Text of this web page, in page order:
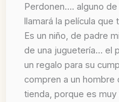
Perdonen…. alguno
llamará la película que
Es un niño, de padre
de una juguetería… el
un regalo para su
compren a un hombre
tienda, porque es